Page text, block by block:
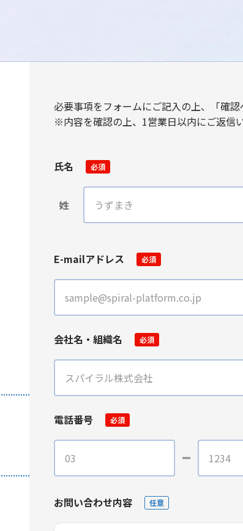
必要事項をフォームにご記入の上、「確
※内容を確認の上、1営業日以内にご返信
氏名 必須
姓
E-mailアドレス 必須
会社名・組織名 必須
電話番号 必須
お問い合わせ内容 任意